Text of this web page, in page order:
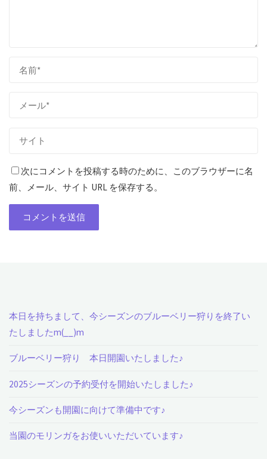
次にコメントを投稿する時のために、このブラウザーに名
前、メール、サイト URL を保存する。
本日を持ちまして、今シーズンのブルーベリー狩りを終了い
たしましたm(__)m
ブルーベリー狩り 本日開園いたしました♪
2025シーズンの予約受付を開始いたしました♪
今シーズンも開園に向けて準備中です♪
当園のモリンガをお使いいただいています♪